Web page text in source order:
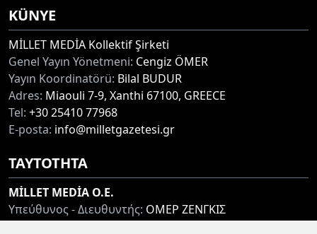
KÜNYE
MİLLET MEDİA Kollektif Şirketi
Genel Yayın Yönetmeni: Cengiz ÖMER
Yayın Koordinatörü: Bilal BUDUR
Adres: Miaouli 7-9, Xanthi 67100, GREECE
Tel: +30 25410 77968
E-posta: info@milletgazetesi.gr
ΤΑΥΤΟΤΗΤΑ
MİLLET MEDİA O.E.
Υπεύθυνος - Διευθυντής: ΟΜΕΡ ΖΕΝΓΚΙΣ